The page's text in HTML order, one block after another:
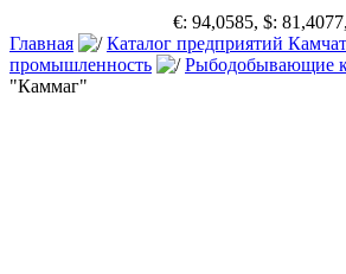
€: 94,0585, $:
Главная
Каталог предприятий
промышленность
Рыбодобывающие
"Каммаг"